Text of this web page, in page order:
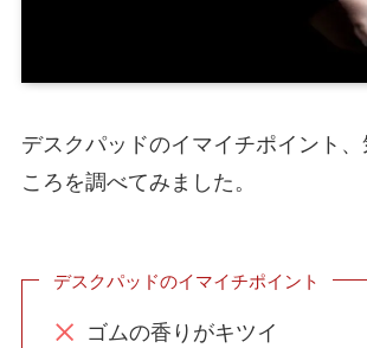
デスクパッドのイマイチポイント、
ころを調べてみました。
デスクパッドのイマイチポイント
ゴムの香りがキツイ